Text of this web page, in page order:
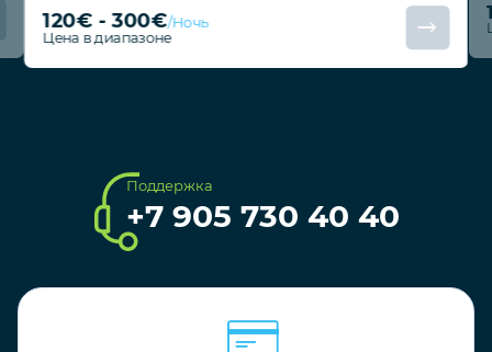
120€ - 300€/Ночь
Цена в диапазоне
Поддержка
+7 905 730 40 40